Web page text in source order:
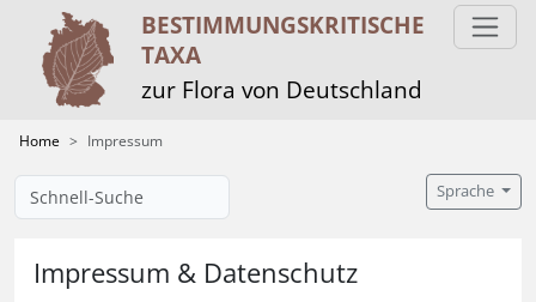
BESTIMMUNGS­KRITISCHE
TAXA
zur Flora von Deutschland
Home Impressum
Sprache
Impressum & Datenschutz